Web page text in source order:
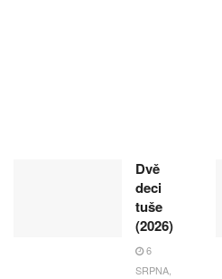
Dvě
deci
tuše
(2026)
6
SRPNA,